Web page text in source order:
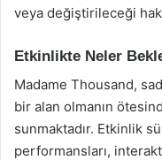
veya değiştirileceği
Etkinlikte Neler
Madame Thousand,
bir alan olmanın
sunmaktadır. Etkinlik
performansları,